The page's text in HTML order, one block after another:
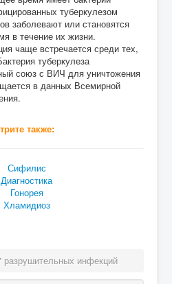
туберкулезом
заболевают или становятся
в течение их жизни.
чаще встречается среди тех,
туберкулеза
союз с ВИЧ для уничтожения
в данных Всемирной
также:
Сифилис
Диагностика
Гонорея
Хламидиоз
разрушительных инфекций